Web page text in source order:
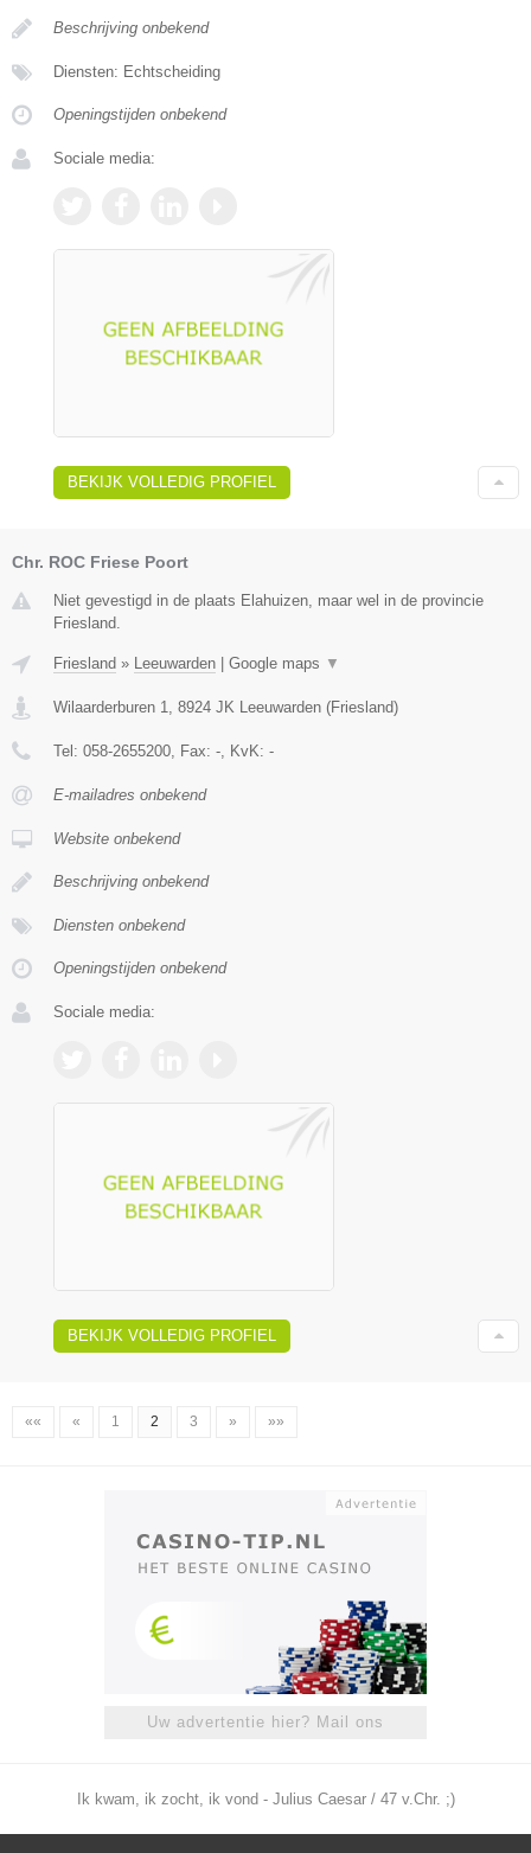
Beschrijving onbekend
Diensten: Echtscheiding
Openingstijden onbekend
Sociale media:
BEKIJK VOLLEDIG PROFIEL
Chr. ROC Friese Poort
Niet gevestigd in de plaats Elahuizen, maar wel in de provincie
Friesland.
Friesland » Leeuwarden Google maps ▼
Wilaarderburen 1 8924 JK Leeuwarden (Friesland)
Tel: 058-2655200 , Fax: - , KvK: -
E-mailadres onbekend
Website onbekend
Beschrijving onbekend
Diensten onbekend
Openingstijden onbekend
Sociale media:
BEKIJK VOLLEDIG PROFIEL
«« « 1 2 3 » »»
Uw advertentie hier? Mail ons
Ik kwam, ik zocht, ik vond - Julius Caesar / 47 v.Chr. ;)